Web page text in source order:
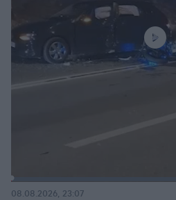
08.08.2026, 23:07